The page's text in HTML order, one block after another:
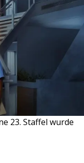
23. Staffel wurde